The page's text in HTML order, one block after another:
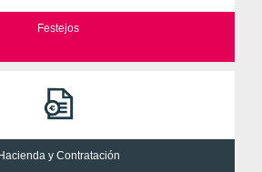
Festejos
y Contratación